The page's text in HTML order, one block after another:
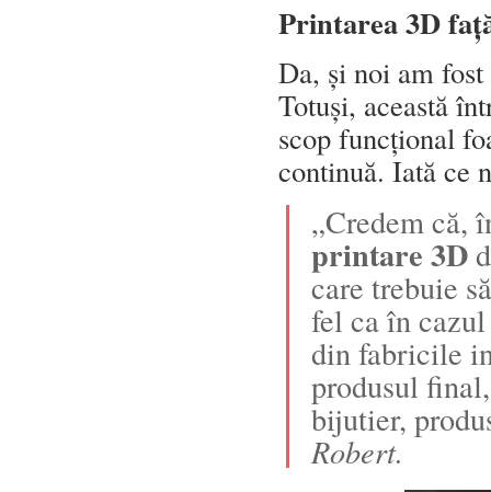
Printarea 3D
Da, și noi am
Totuși, această
scop funcțional
continuă. Iată ce
„Credem că,
printare 3D
care trebuie
fel ca în
din fabricile
produsul
bijutier,
Robert.